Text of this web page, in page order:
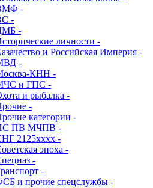
-
-
-
личности -
и Российская Империя -
-
КНН -
и ГПС -
и рыбалка -
-
категории -
ПВ МЧПВ -
2125хххх -
эпоха -
-
-
и прочие спецслужбы -